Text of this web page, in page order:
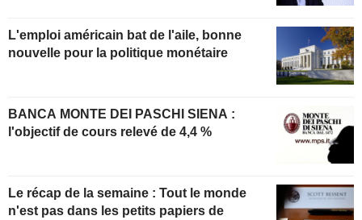
L'emploi américain bat de l'aile, bonne
nouvelle pour la politique monétaire
BANCA MONTE DEI PASCHI SIENA :
l'objectif de cours relevé de 4,4 %
Le récap de la semaine : Tout le monde
n'est pas dans les petits papiers de